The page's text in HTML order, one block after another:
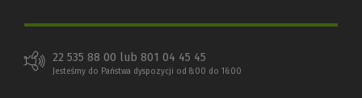
22 535 88 00 lub 801 04 45 45
Jesteśmy do Państwa dyspozycji od 8:00 do 16:00